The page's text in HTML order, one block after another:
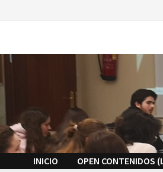
INICIO OPEN CONTENIDOS